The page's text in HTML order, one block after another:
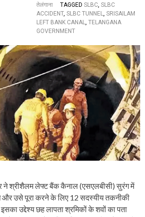
तेलंगाना
TAGGED SLBC, SLBC
ACCIDENT, SLBC TUNNEL, SRISAILAM
LEFT BANK CANAL, TELANGANA
GOVERNMENT
ने श्रीशैलम लेफ्ट बैंक कैनाल (एसएलबीसी) सुरंग में
और उसे पूरा करने के लिए 12 सदस्यीय तकनीकी
उद्देश्य छह लापता श्रमिकों के शवों का पता